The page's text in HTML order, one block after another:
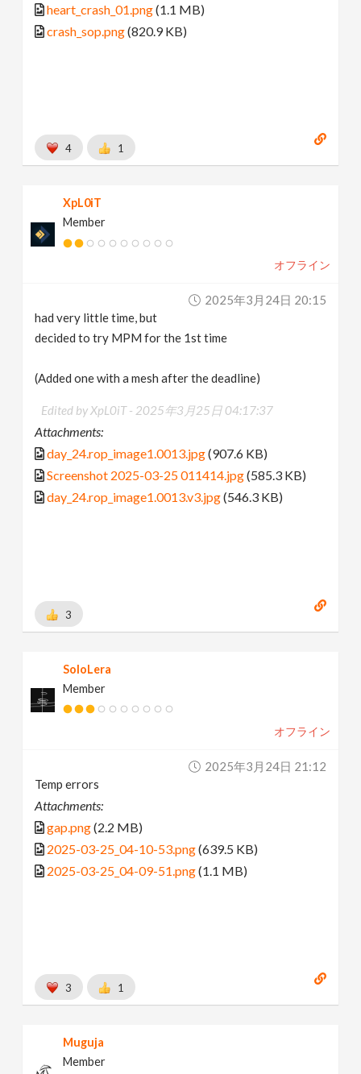
heart_crash_01.png(1.1 MB)
crash_sop.png(820.9 KB)
4 1
XpL0iT
Member
オフライン
2025年3月24日 20:15
had very little time, but
decided to try MPM for the 1st time
(Added one with a mesh after the deadline)
Edited by XpL0iT - 2025年3月25日 04:17:37
Attachments:
day_24.rop_image1.0013.jpg(907.6 KB)
Screenshot 2025-03-25 011414.jpg(585.3 KB)
day_24.rop_image1.0013.v3.jpg(546.3 KB)
3
SoloLera
Member
オフライン
2025年3月24日 21:12
Temp errors
Attachments:
gap.png(2.2 MB)
2025-03-25_04-10-53.png(639.5 KB)
2025-03-25_04-09-51.png(1.1 MB)
3 1
Muguja
Member